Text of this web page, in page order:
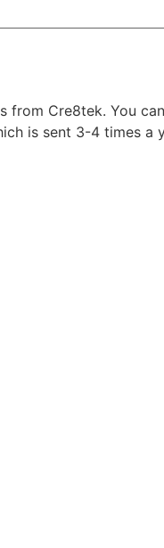
from Cre8tek. You
is sent 3-4 times a